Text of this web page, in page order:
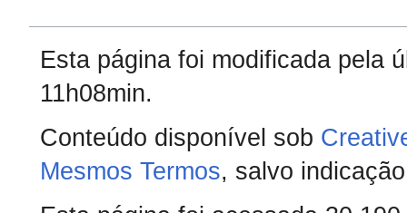
Esta página foi modificada pela
11h08min.
Conteúdo disponível sob
Mesmos Termos, salvo